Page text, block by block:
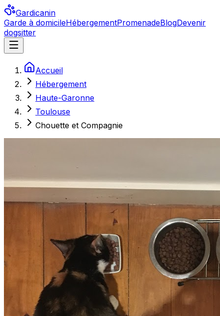
Gardicanin
Garde à domicileHébergementPromenadeBlogDevenir
dogsitter
Accueil
Hébergement
Haute-Garonne
Toulouse
Chouette et Compagnie